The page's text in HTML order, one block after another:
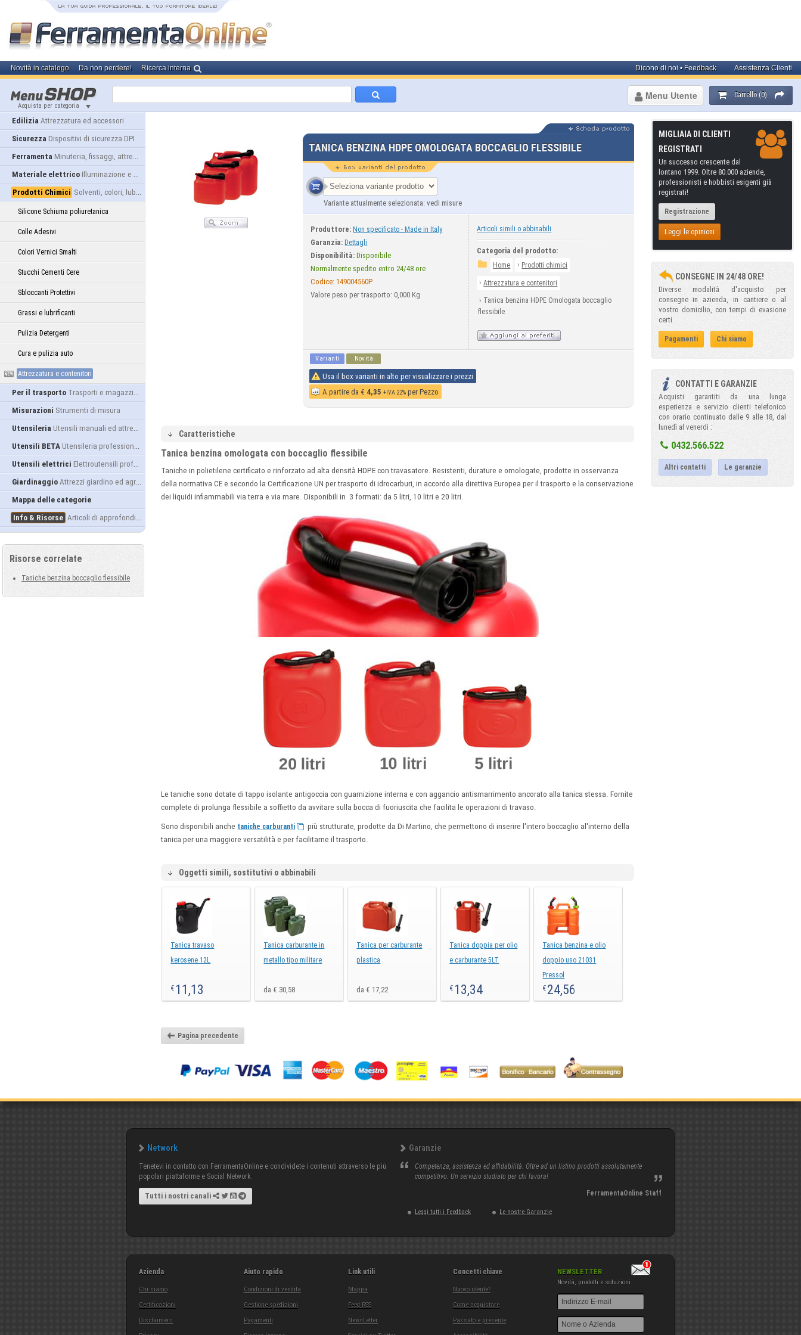
Novità in catalogo Da non perdere! Ricerca interna Assistenza Clienti
Dicono di noi • Feedback
Acquista per categoria
Carrello (0)
Menu Utente
Edilizia Attrezzatura ed accessori
Sicurezza Dispositivi di sicurezza DPI
Ferramenta Minuteria, fissaggi, attrezzatura
Materiale elettrico Illuminazione e alimentazione
Prodotti Chimici Solventi, colori, lubrificanti...
Silicone Schiuma poliuretanica
Colle Adesivi
Colori Vernici Smalti
Stucchi Cementi Cere
Sbloccanti Protettivi
Grassi e lubrificanti
Pulizia Detergenti
Cura e pulizia auto
Attrezzatura e contenitori
Per il trasporto Trasporti e magazzino
Misurazioni Strumenti di misura
Utensileria Utensili manuali ed attrezzature
Utensili BETA Utensileria professionale
Utensili elettrici Elettroutensili professionali
Giardinaggio Attrezzi giardino ed agricoltura
Mappa delle categorie
Info & Risorse Articoli di approfondimento
Risorse correlate
Taniche benzina boccaglio flessibile
TANICA BENZINA HDPE OMOLOGATA BOCCAGLIO FLESSIBILE
Variante attualmente selezionata: vedi misure
Produttore: Non specificato - Made in Italy
Garanzia: Dettagli
Disponibilità: Disponibile
Normalmente spedito entro 24/48 ore
Codice:149004560P
Valore peso per trasporto: 0,000 Kg
Articoli simili o abbinabili
Categoria del prodotto:
Home › Prodotti chimici
› Attrezzatura e contenitori
› Tanica benzina HDPE Omologata boccaglio
flessibile
Varianti Novità
Usa il box varianti in alto per visualizzare i prezzi
A partire da € 4,35 +IVA 22% per Pezzo
Caratteristiche
Tanica benzina omologata con boccaglio flessibile
Taniche in polietilene certificato e rinforzato ad alta densità HDPE con travasatore. Resistenti, durature e omologate, prodotte in osservanza
della normativa CE e secondo la Certificazione UN per trasporto di idrocarburi, in accordo alla direttiva Europea per il trasporto e la conservazione
dei liquidi infiammabili via terra e via mare. Disponibili in 3 formati: da 5 litri, 10 litri e 20 litri.
Le taniche sono dotate di tappo isolante antigoccia con guarnizione interna e con aggancio antismarrimento ancorato alla tanica stessa. Fornite
complete di prolunga flessibile a soffietto da avvitare sulla bocca di fuoriuscita che facilita le operazioni di travaso.
Sono disponibili anche taniche carburanti
più strutturate, prodotte da Di Martino, che permettono di inserire l'intero boccaglio al'interno della
tanica per una maggiore versatilità e per facilitarne il trasporto.
Oggetti simili, sostitutivi o abbinabili
Tanica travaso
kerosene 12L
€ 11,13
Tanica carburante in
metallo tipo militare
da € 30,58
Tanica per carburante
plastica
da € 17,22
Tanica doppia per olio
e carburante 5LT
€ 13,34
Tanica benzina e olio
doppio uso 21031
Pressol
€ 24,56
Pagina precedente
MIGLIAIA DI CLIENTI
REGISTRATI
Un successo crescente dal
lontano 1999. Oltre 80.000 aziende,
professionisti e hobbisti esigenti già
registrati!
Registrazione
Leggi le opinioni
CONSEGNE IN 24/48 ORE!
Diverse modalità d'acquisto per
consegne in azienda, in cantiere o al
vostro domicilio, con tempi di evasione
certi.
Pagamenti Chi siamo
CONTATTI E GARANZIE
Acquisti garantiti da una lunga
esperienza e servizio clienti telefonico
con orario continuato dalle 9 alle 18, dal
lunedì al venerdì :
0432.566.522
Altri contatti Le garanzie
Network
Tenetevi in contatto con FerramentaOnline e condividete i contenuti attraverso le più
popolari piattaforme e Social Network.
Tutti i nostri canali
Garanzie
Competenza, assistenza ed affidabilità. Oltre ad un listino prodotti assolutamente
competitivo. Un servizio studiato per chi lavora!
FerramentaOnline Staff
Leggi tutti i Feedback Le nostre Garanzie
Azienda
Chi siamo
Certificazioni
Disclaimers
Aiuto rapido
Condizioni di vendita
Gestione spedizioni
Pagamenti
Link utili
Mappa
Feed RSS
NewsLetter
Concetti chiave
Nuovo utente?
Come acquistare
Passato e presente
NEWSLETTER
Novità, prodotti e soluzioni...